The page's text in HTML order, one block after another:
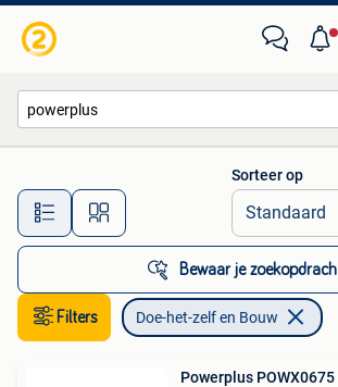
Alle afstanden…
Sorteer op
Bewaar je
Filters Doe-het-zelf en Bouw
Powerplus